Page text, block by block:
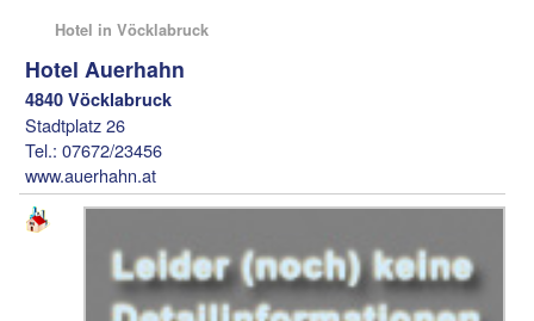
Hotel in Vöcklabruck
Hotel Auerhahn
4840 Vöcklabruck
Stadtplatz 26
Tel.: 07672/23456
www.auerhahn.at